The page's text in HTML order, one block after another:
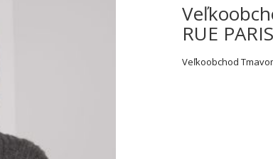
RUE PARIS
Veľkoobchod